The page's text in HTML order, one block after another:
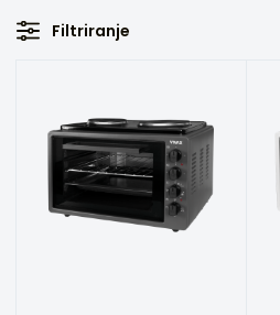
Filtriranje